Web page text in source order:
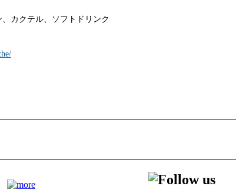
カクテル、ソフトドリンク